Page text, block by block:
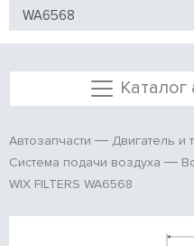
Каталог
Автозапчасти
Двигатель и
Система подачи воздуха
WIX FILTERS WA6568